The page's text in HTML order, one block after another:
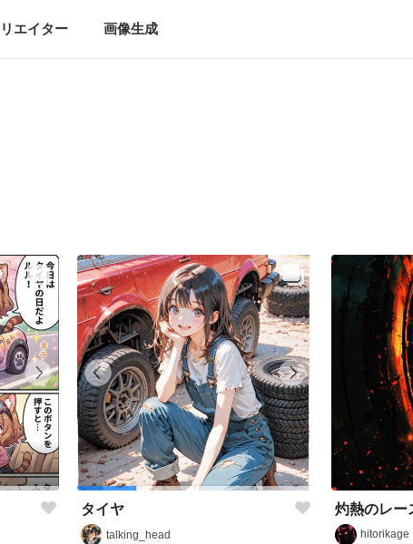
エイター 画像生成
タイヤ
talking_head hitorikage